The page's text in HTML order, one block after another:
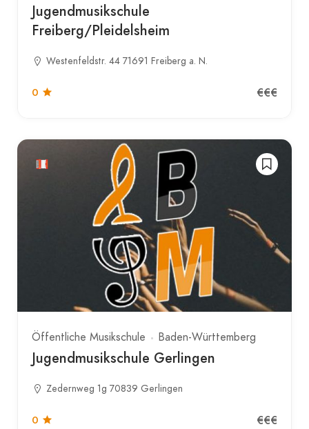
Jugendmusikschule
Freiberg/Pleidelsheim
Westenfeldstr. 44 71691 Freiberg a. N.
0 €€€
Öffentliche Musikschule Baden-Württemberg
Jugendmusikschule Gerlingen
Zedernweg 1g 70839 Gerlingen
0 €€€